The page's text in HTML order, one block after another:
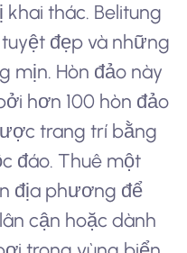
thác. Belitung
đẹp và những
mịn. Hòn đảo này
hơn 100 hòn đảo
trang trí bằng
đáo. Thuê một
địa phương để
cận hoặc dành